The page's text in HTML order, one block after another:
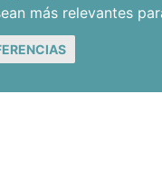
más relevantes